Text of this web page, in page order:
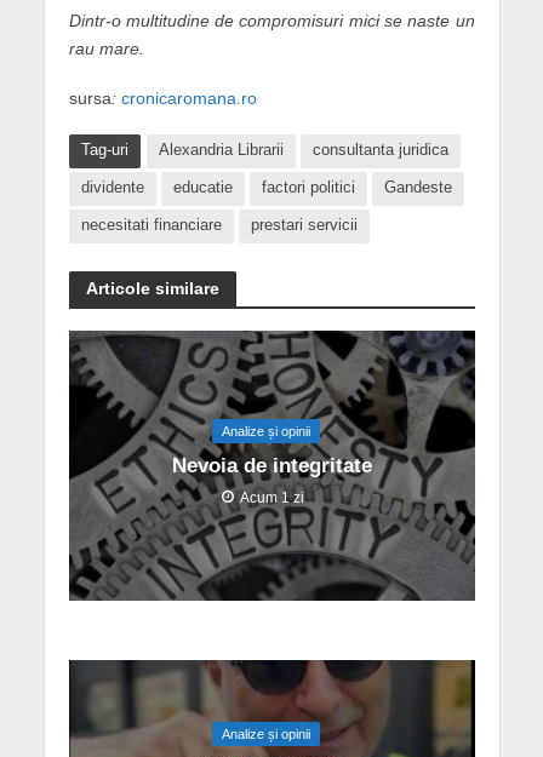
Dintr-o multitudine de compromisuri mici se naste un
rau mare.
sursa: cronicaromana.ro
Tag-uri Alexandria Librarii consultanta juridica
dividente educatie factori politici Gandeste
necesitati financiare prestari servicii
Articole similare
Analize și opinii
Nevoia de integritate
Acum 1 zi
Analize și opinii